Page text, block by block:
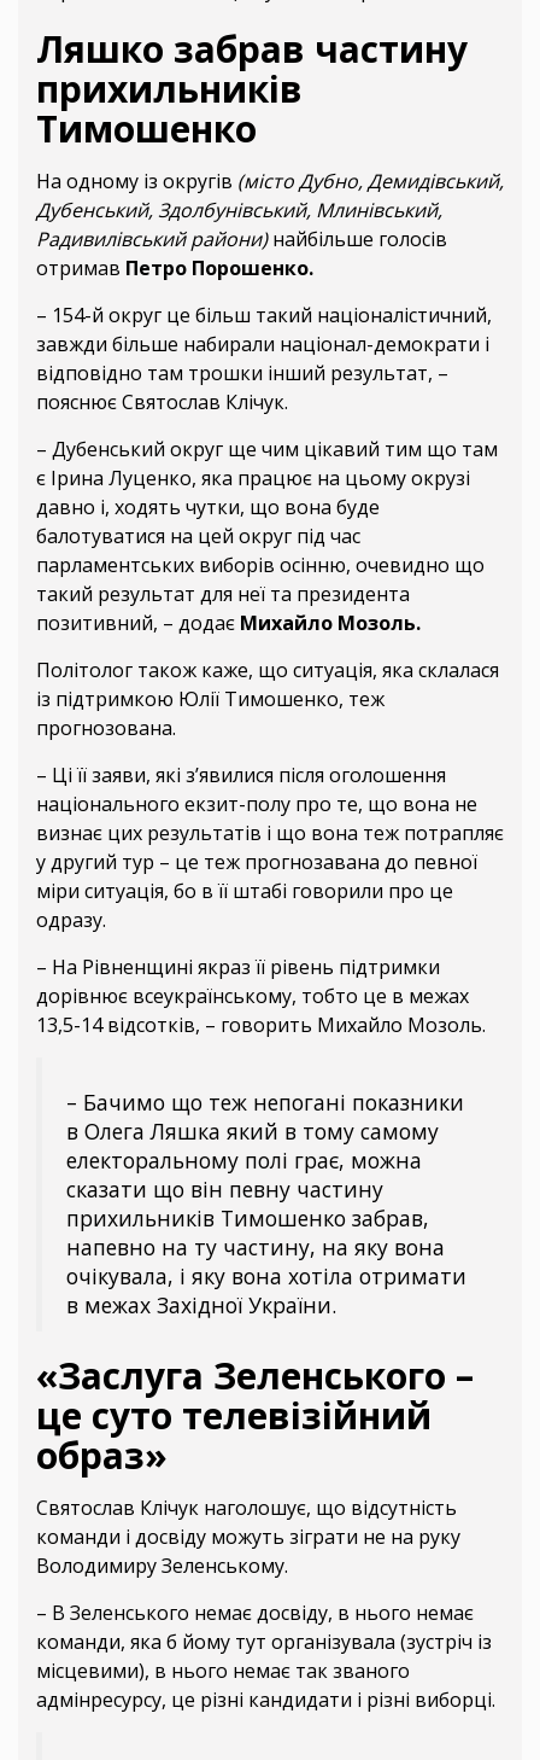
Ляшко забрав частину
прихильників
Тимошенко
На одному із округів (місто Дубно, Демидівський,
Дубенський, Здолбунівський, Млинівський,
Радивилівський райони)найбільше голосів
отримав Петро Порошенко.
– 154-й округ це більш такий націоналістичний,
завжди більше набирали націонал-демократи і
відповідно там трошки інший результат, –
пояснює Святослав Клічук.
– Дубенський округ ще чим цікавий тим що там
є Ірина Луценко, яка працює на цьому окрузі
давно і, ходять чутки, що вона буде
балотуватися на цей округ під час
парламентських виборів осінню, очевидно що
такий результат для неї та президента
позитивний, – додає Михайло Мозоль.
Політолог також каже, що ситуація, яка склалася
із підтримкою Юлії Тимошенко, теж
прогнозована.
– Ці її заяви, які з’явилися після оголошення
національного екзит-полу про те, що вона не
визнає цих результатів і що вона теж потрапляє
у другий тур – це теж прогнозавана до певної
міри ситуація, бо в її штабі говорили про це
одразу.
– На Рівненщині якраз її рівень підтримки
дорівнює всеукраїнському, тобто це в межах
13,5-14 відсотків, – говорить Михайло Мозоль.
– Бачимо що теж непогані показники
в Олега Ляшка який в тому самому
електоральному полі грає, можна
сказати що він певну частину
прихильників Тимошенко забрав,
напевно на ту частину, на яку вона
очікувала, і яку вона хотіла отримати
в межах Західної України.
«Заслуга Зеленського –
це суто телевізійний
образ»
Святослав Клічук наголошує, що відсутність
команди і досвіду можуть зіграти не на руку
Володимиру Зеленському.
– В Зеленського немає досвіду, в нього немає
команди, яка б йому тут організувала (зустріч із
місцевими), в нього немає так званого
адмінресурсу, це різні кандидати і різні виборці.